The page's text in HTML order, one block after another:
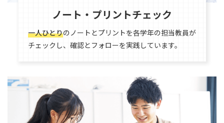
ノート・プリントチェック
一人ひとりのノートとプリントを各学年の担当教員が
チェックし、確認とフォローを実践しています。